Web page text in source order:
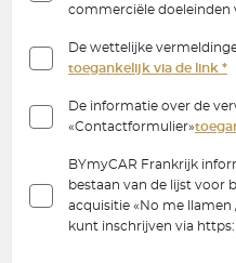
commerciële doeleinden
De wettelijke
toegankelijk via de link *
De informatie over de
«Contactformulier»
BYmyCAR Frankrijk
bestaan van de lijst voor
acquisitie «No me
kunt inschrijven via